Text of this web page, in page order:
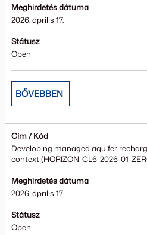
Meghirdetés dátuma
2026. április 17.
Státusz
Open
BŐVEBBEN
Cím / Kód
Developing managed aquifer
context (HORIZON-CL6-2026-01-
Meghirdetés dátuma
2026. április 17.
Státusz
Open